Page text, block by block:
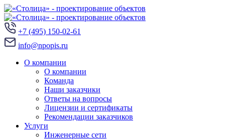
+7 (495) 150‑02-61
info@npopis.ru
О компании
О компании
Команда
Наши заказчики
Ответы на вопросы
Лицензии и сертификаты
Рекомендации заказчиков
Услуги
Инженерные сети